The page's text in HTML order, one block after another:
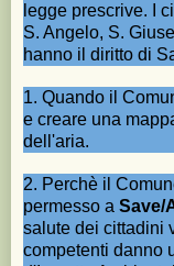
legge prescrive. I
S. Angelo, S.
hanno il diritto di
1. Quando il
e creare una
dell'aria.
2. Perchè il
permesso a Save/
salute dei cittadini
competenti danno